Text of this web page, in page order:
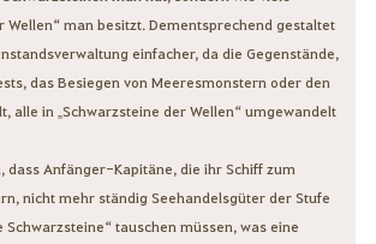
Wellen“ man besitzt. Dementsprechend gestaltet
einfacher, da die Gegenstände,
das Besiegen von Meeresmonstern oder den
alle in „Schwarzsteine der Wellen“ umgewandelt
dass Anfänger-Kapitäne, die ihr Schiff zum
nicht mehr ständig Seehandelsgüter der Stufe
Schwarzsteine“ tauschen müssen, was eine